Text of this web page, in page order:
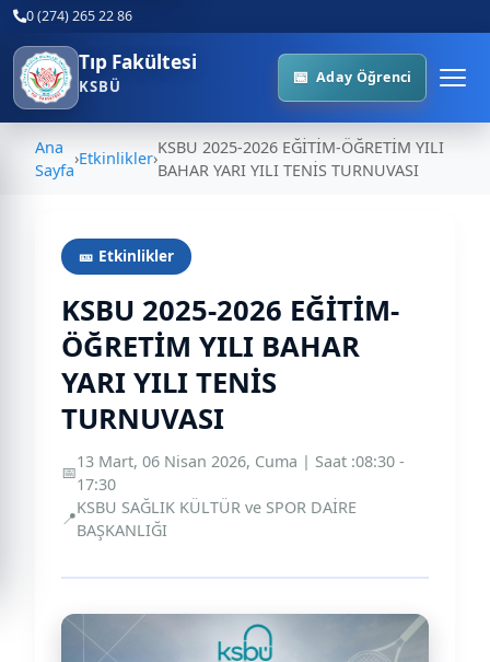
0 (274) 265 22 86
Tıp Fakültesi
KSBÜ Aday Öğrenci
Ana
Sayfa
›Etkinlikler›
KSBU 2025-2026 EĞİTİM-ÖĞRETİM YILI
BAHAR YARI YILI TENİS TURNUVASI
🎫 Etkinlikler
KSBU 2025-2026 EĞİTİM-
ÖĞRETİM YILI BAHAR
YARI YILI TENİS
TURNUVASI
📅
13 Mart, 06 Nisan 2026, Cuma | Saat :08:30 -
17:30
📍
KSBU SAĞLIK KÜLTÜR ve SPOR DAİRE
BAŞKANLIĞI